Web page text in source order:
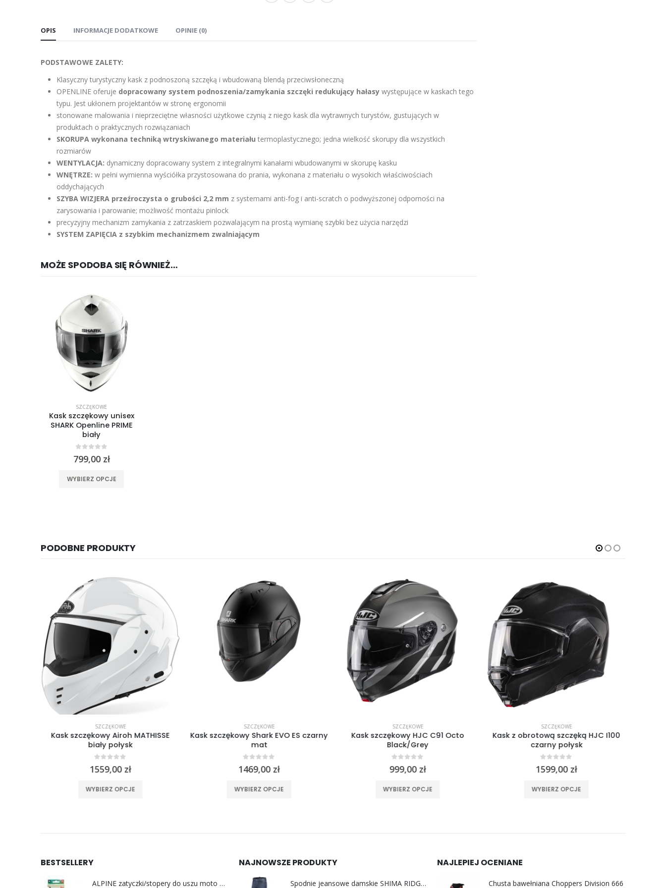
OPIS INFORMACJE DODATKOWE OPINIE (0)
PODSTAWOWE ZALETY:
Klasyczny turystyczny kask z podnoszoną szczęką i wbudowaną blendą przeciwsłoneczną
OPENLINE oferuje dopracowany system podnoszenia/zamykania szczęki redukujący hałasy występujące w kaskach tego
typu. Jest ukłonem projektantów w stronę ergonomii
stonowane malowania i nieprzeciętne własności użytkowe czynią z niego kask dla wytrawnych turystów, gustujących w
produktach o praktycznych rozwiązaniach
SKORUPA wykonana techniką wtryskiwanego materiału termoplastycznego; jedna wielkość skorupy dla wszystkich
rozmiarów
WENTYLACJA: dynamiczny dopracowany system z integralnymi kanałami wbudowanymi w skorupę kasku
WNĘTRZE: w pełni wymienna wyściółka przystosowana do prania, wykonana z materiału o wysokich właściwościach
oddychających
SZYBA WIZJERA przeźroczysta o grubości 2,2 mm z systemami anti-fog i anti-scratch o podwyższonej odporności na
zarysowania i parowanie; możliwość montażu pinlock
precyzyjny mechanizm zamykania z zatrzaskiem pozwalającym na prostą wymianę szybki bez użycia narzędzi
SYSTEM ZAPIĘCIA z szybkim mechanizmem zwalniającym
MOŻE SPODOBA SIĘ RÓWNIEŻ…
SZCZĘKOWE
Kask szczękowy unisex
SHARK Openline PRIME
biały
out of 5
799,00 zł
WYBIERZ OPCJE
PODOBNE PRODUKTY
SZCZĘKOWE
Kask szczękowy Airoh MATHISSE
biały połysk
out of 5
1559,00 zł
WYBIERZ OPCJE
SZCZĘKOWE
Kask szczękowy Shark EVO ES czarny
mat
out of 5
1469,00 zł
WYBIERZ OPCJE
SZCZĘKOWE
Kask szczękowy HJC C91 Octo
Black/Grey
out of 5
999,00 zł
WYBIERZ OPCJE
SZCZĘKOWE
Kask z obrotową szczęką HJC I100
czarny połysk
out of 5
1599,00 zł
WYBIERZ OPCJE
BESTSELLERY
ALPINE zatyczki/stopery do uszu moto MotoSafe Pro
NAJNOWSZE PRODUKTY
Spodnie jeansowe damskie SHIMA RIDGE LADY blue
NAJLEPIEJ OCENIANE
Chusta bawełniana Choppers Division 666